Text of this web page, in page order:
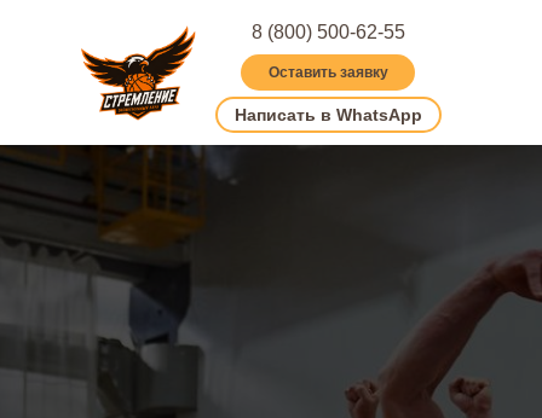
Оставить заявку
8 (800) 500-62-55
Написать в WhatsApp